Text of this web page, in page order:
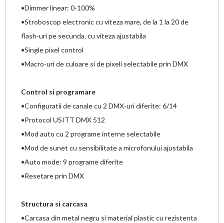
•Dimmer linear: 0-100%
•Stroboscop electronic cu viteza mare, de la 1 la 20 de
flash-uri pe secunda, cu viteza ajustabila
•Single pixel control
•Macro-uri de culoare si de pixeli selectabile prin DMX
Control si programare
•Configuratii de canale cu 2 DMX-uri diferite: 6/14
•Protocol USITT DMX 512
•Mod auto cu 2 programe interne selectabile
•Mod de sunet cu sensibilitate a microfonului ajustabila
•Auto mode: 9 programe diferite
•Resetare prin DMX
Structura si carcasa
•Carcasa din metal negru si material plastic cu rezistenta